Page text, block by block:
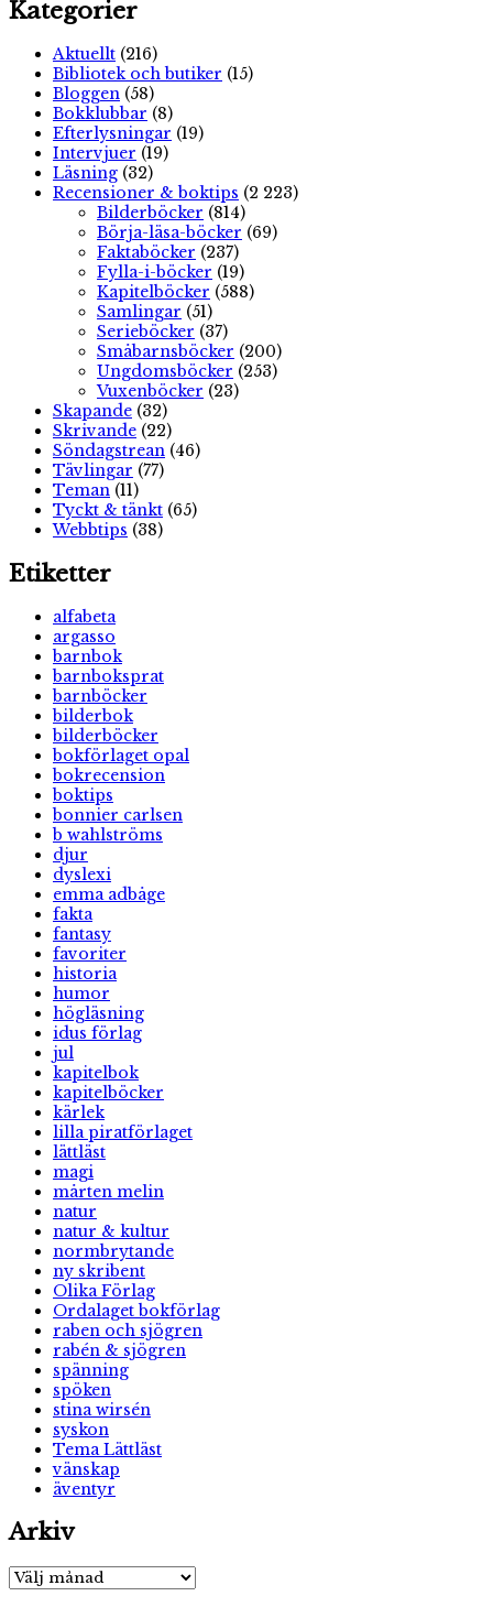
Kategorier
Aktuellt (216)
Bibliotek och butiker (15)
Bloggen (58)
Bokklubbar (8)
Efterlysningar (19)
Intervjuer (19)
Läsning (32)
Recensioner & boktips (2 223)
Bilderböcker (814)
Börja-läsa-böcker (69)
Faktaböcker (237)
Fylla-i-böcker (19)
Kapitelböcker (588)
Samlingar (51)
Serieböcker (37)
Småbarnsböcker (200)
Ungdomsböcker (253)
Vuxenböcker (23)
Skapande (32)
Skrivande (22)
Söndagstrean (46)
Tävlingar (77)
Teman (11)
Tyckt & tänkt (65)
Webbtips (38)
Etiketter
alfabeta
argasso
barnbok
barnboksprat
barnböcker
bilderbok
bilderböcker
bokförlaget opal
bokrecension
boktips
bonnier carlsen
b wahlströms
djur
dyslexi
emma adbåge
fakta
fantasy
favoriter
historia
humor
högläsning
idus förlag
jul
kapitelbok
kapitelböcker
kärlek
lilla piratförlaget
lättläst
magi
mårten melin
natur
natur & kultur
normbrytande
ny skribent
Olika Förlag
Ordalaget bokförlag
raben och sjögren
rabén & sjögren
spänning
spöken
stina wirsén
syskon
Tema Lättläst
vänskap
äventyr
Arkiv
Arkiv